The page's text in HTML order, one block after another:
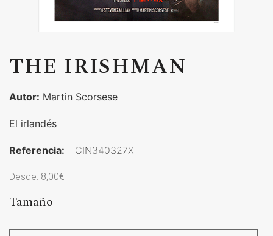
THE IRISHMAN
Autor: Martin Scorsese
El irlandés
Referencia: CIN340327X
Desde: 8,00€
Tamaño